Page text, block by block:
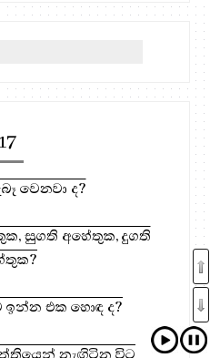
වෙනවා ද?
සුගති අහේතුක, දුගති
ඉන්න එක හොඳ ද?